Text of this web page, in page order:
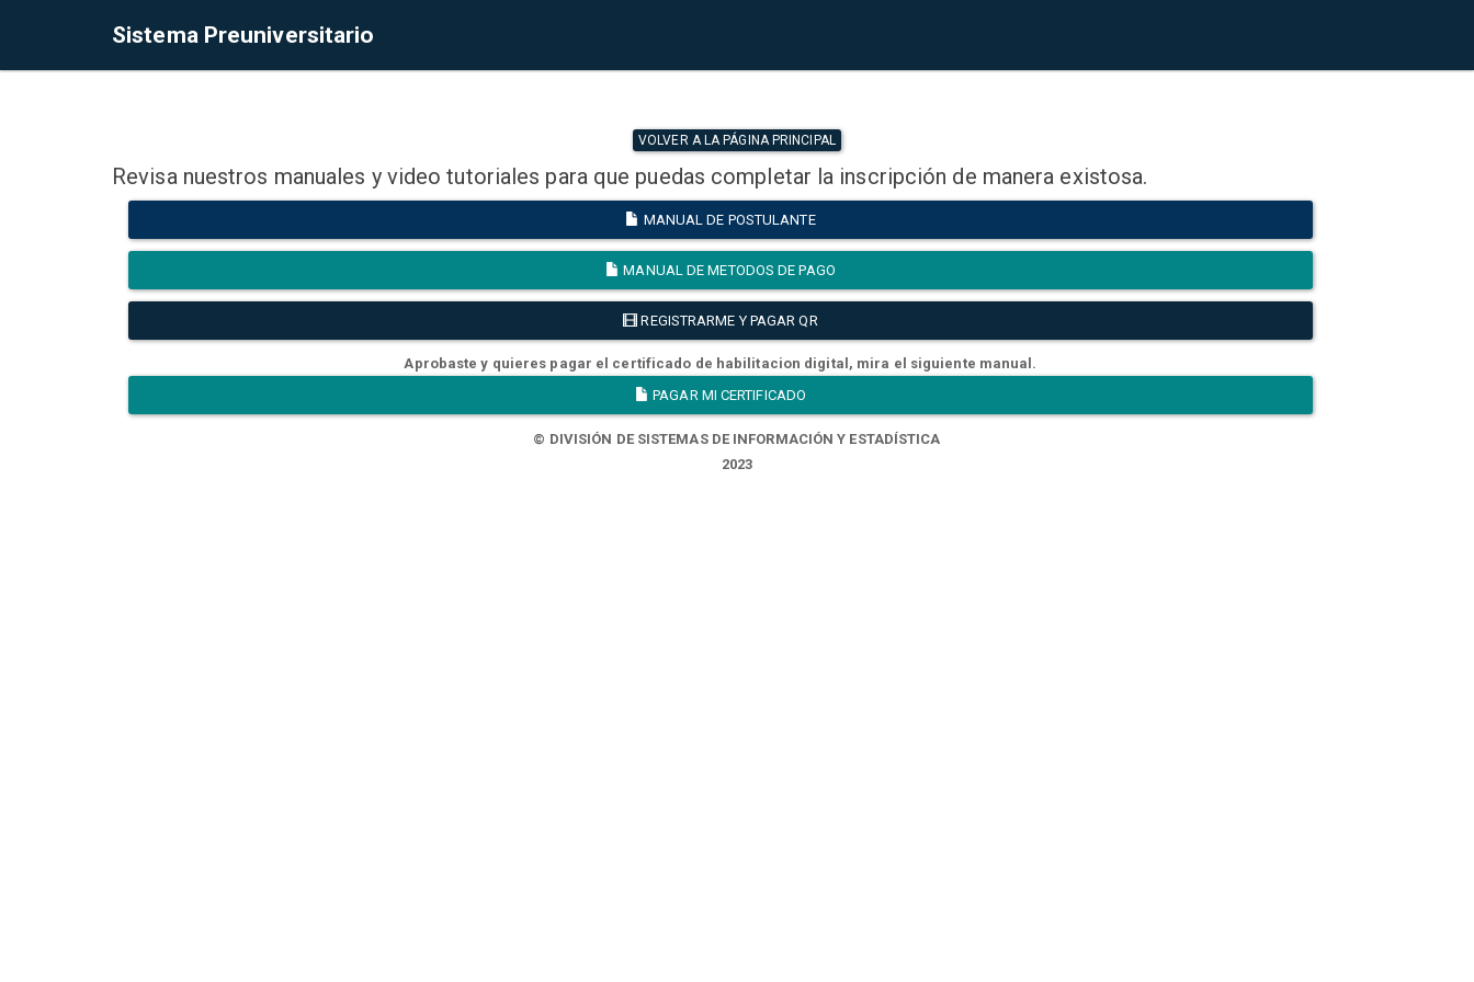
Sistema Preuniversitario
VOLVER A LA PÁGINA PRINCIPAL
Revisa nuestros manuales y video tutoriales para que puedas completar la inscripción de manera existosa.
MANUAL DE POSTULANTE
MANUAL DE METODOS DE PAGO
REGISTRARME Y PAGAR QR
Aprobaste y quieres pagar el certificado de habilitacion digital, mira el siguiente manual.
PAGAR MI CERTIFICADO
© DIVISIÓN DE SISTEMAS DE INFORMACIÓN Y ESTADÍSTICA
2023